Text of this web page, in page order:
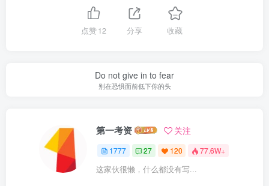
点赞12 分享 收藏
Do not give in to fear
别在恐惧面前低下你的头
第一考资 关注
1777 27 120 77.6W+
这家伙很懒，什么都没有写...